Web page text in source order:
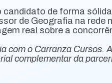
candidato de forma
de Geografia na rede
real sobre a
com o Carranza Cursos.
complementar da